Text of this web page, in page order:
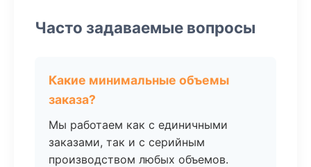
Часто задаваемые вопросы
Какие минимальные объемы
заказа?
Мы работаем как с единичными
заказами, так и с серийным
производством любых объемов.